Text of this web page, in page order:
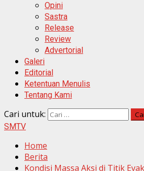
Opini
Sastra
Release
Review
Advertorial
Galeri
Editorial
Ketentuan Menulis
Tentang Kami
Cari untuk:
SMTV
Home
Berita
Kondisi Massa Aksi di Titik